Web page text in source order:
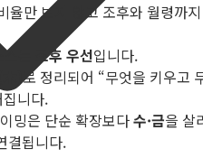
율만 보지 않고 조후와 월령까지
는 조후 우선입니다.
木)로 정리되어 “무엇을 키우고
니다.
밍은 단순 확장보다수·금을 살
결됩니다.